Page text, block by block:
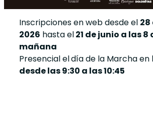
Inscripciones en web desde el 28
2026 hasta el21 de junio a las 8
mañana
Presencial eldía de la Marcha en
desde las 9:30 a las 10:45